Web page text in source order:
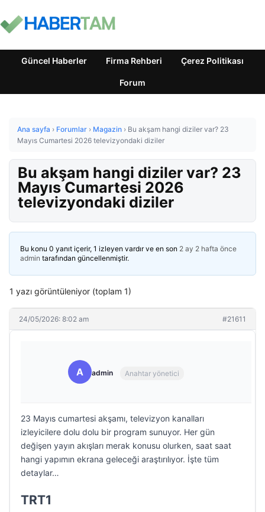
Güncel Haberler Firma Rehberi Çerez Politikası
Forum
Ana sayfa › Forumlar › Magazin › Bu akşam hangi diziler var? 23
Mayıs Cumartesi 2026 televizyondaki diziler
Bu akşam hangi diziler var? 23
Mayıs Cumartesi 2026
televizyondaki diziler
Bu konu 0 yanıt içerir, 1 izleyen vardır ve en son 2 ay 2 hafta önce
admin tarafından güncellenmiştir.
1 yazı görüntüleniyor (toplam 1)
24/05/2026: 8:02 am #21611
A admin Anahtar yönetici
23 Mayıs cumartesi akşamı, televizyon kanalları
izleyicilere dolu dolu bir program sunuyor. Her gün
değişen yayın akışları merak konusu olurken, saat saat
hangi yapımın ekrana geleceği araştırılıyor. İşte tüm
detaylar…
TRT1